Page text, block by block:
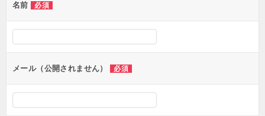
ー
シ
ン
名前 必須
メール（公開されません） 必須